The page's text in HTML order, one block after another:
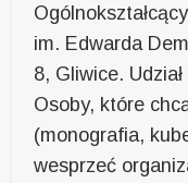
im. Edwarda
8, Gliwice.
Osoby, które
(monografia,
wesprzeć